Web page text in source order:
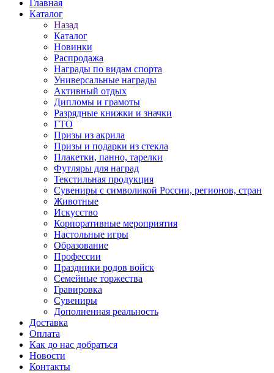
Главная
Каталог
Назад
Каталог
Новинки
Распродажа
Награды по видам спорта
Универсальные награды
Активный отдых
Дипломы и грамоты
Разрядные книжки и значки
ГТО
Призы из акрила
Призы и подарки из стекла
Плакетки, панно, тарелки
Футляры для наград
Текстильная продукция
Сувениры с символикой России, регионов, стран
Животные
Искусство
Корпоративные мероприятия
Настольные игры
Образование
Профессии
Праздники родов войск
Семейные торжества
Гравировка
Сувениры
Дополненная реальность
Доставка
Оплата
Как до нас добраться
Новости
Контакты